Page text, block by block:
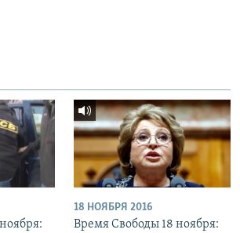
18 НОЯБРЯ 2016
Время Свободы 18 ноября: